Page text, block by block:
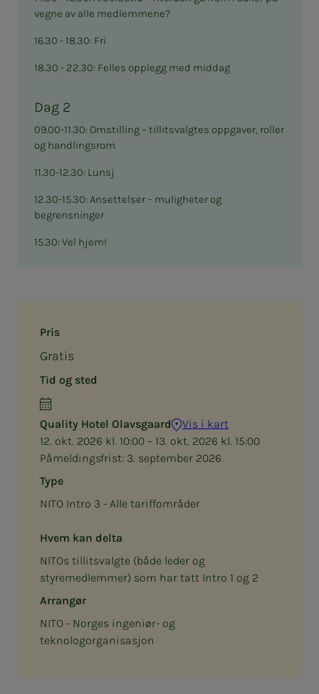
Pris
Gratis
Tid og sted
Quality Hotel Olavsgaard
Vis i kart
12. okt. 2026 kl. 10:00 – 13. okt. 2026 kl. 15:00
Påmeldingsfrist: 3. september 2026
Type
NITO Intro 3 - Alle tariffområder
Hvem kan delta
NITOs tillitsvalgte (både leder og
styremedlemmer) som har tatt Intro 1 og 2
Arrangør
NITO - Norges ingeniør- og
teknologorganisasjon
vegne av alle medlemmene?
16.30 - 18.30: Fri
18.30 - 22.30: Felles opplegg med middag
Dag 2
09.00-11.30: Omstilling – tillitsvalgtes oppgaver, roller
og handlingsrom
11.30-12.30: Lunsj
12.30-15.30: Ansettelser – muligheter og
begrensninger
15.30: Vel hjem!